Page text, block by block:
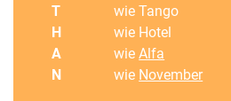
T
wie Tango
H
wie Hotel
A
wieAlfa
N
wie November